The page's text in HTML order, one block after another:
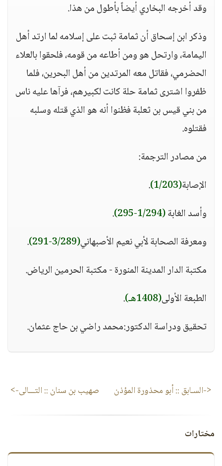
وقد أخرجه البخاري أيضاً بأطول من هذا.
وذكر ابن إسحاق أن ثمامة ثبت على إسلامه لما ارتد أهل
اليمامة، وارتحل هو ومن أطاعه من قومه، فلحقوا بالعلاء
الحضرمي، فقاتل معه المرتدين من أهل البحرين، فلما
ظفروا اشترى ثمامة حلة كانت لكبيرهم، فرآها عليه ناس
من بني قيس بن ثعلبة فظنوا أنه هو الذي قتله وسلبه
فقتلوه.
من مصادر الترجمة:
الإصابة(1/203)
.
وأسد الغابة(1/294-295)
.
ومعرفة الصحابة لأبي نعيم الأصبهاني(3/289-291)
.
مكتبة الدار المدينة المنورة - مكتبة الحرمين الرياض.
الطبعة الأولى(1408هـ)
.
تحقيق ودراسة الدكتور:محمد راضي بن حاج عثمان.
<-السـابق ::أبو محذورة المؤذن صهيب بن سنان :: التـــالى->
مختارات